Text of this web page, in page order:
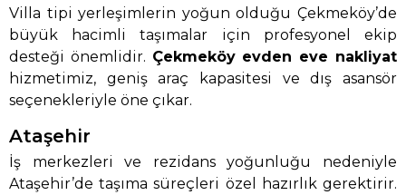
Villa tipi yerleşimlerin yoğun olduğu Çekmeköy’de
büyük hacimli taşımalar için profesyonel ekip
desteği önemlidir. Çekmeköy evden eve nakliyat
hizmetimiz, geniş araç kapasitesi ve dış asansör
seçenekleriyle öne çıkar.
Ataşehir
İş merkezleri ve rezidans yoğunluğu nedeniyle
Ataşehir’de taşıma süreçleri özel hazırlık gerektirir.